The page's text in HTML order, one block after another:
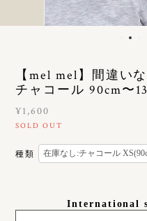
【mel mel】間違い
チャコール 90cm〜
¥1,600
SOLD OUT
種類
International